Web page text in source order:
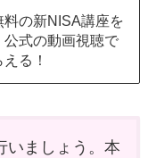
の新NISA講座を
公式の動画視聴で
る！
いましょう。本